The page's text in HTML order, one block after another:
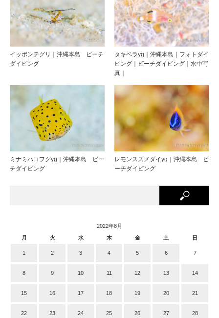
イッポンテグリ｜沖縄本島 ビーチ
ダイビング
タキベラyg｜沖縄本島｜フォトダイ
ビング｜ビーチダイビング｜水中写
真｜
ミナミハコフグyg｜沖縄本島 ビー
チダイビング
レモンスズメダイyg｜沖縄本島 ビ
ーチダイビング
2022年8月
月
火 水 木 金 土 日
1 2 3 4 5 6 7
8 9 10 11 12 13 14
15 16 17 18 19 20 21
22 23 24 25 26 27 28